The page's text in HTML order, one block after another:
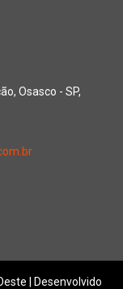
Osasco - SP,
| Desenvolvido